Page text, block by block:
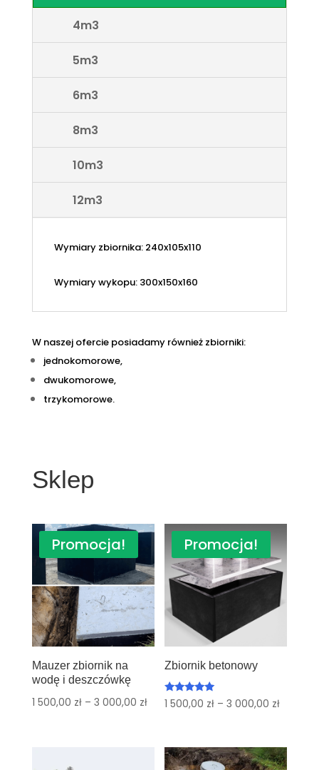
4m3
5m3
6m3
8m3
10m3
12m3
Wymiary zbiornika: 240x105x110
Wymiary wykopu: 300x150x160
W naszej ofercie posiadamy również zbiorniki:
jednokomorowe,
dwukomorowe,
trzykomorowe.
Sklep
Promocja!
Mauzer zbiornik na
wodę i deszczówkę
1 500,00 zł– 3 000,00 zł
Promocja!
Zbiornik betonowy
Oceniono
5.00
1 500,00 zł –3 000,00 zł